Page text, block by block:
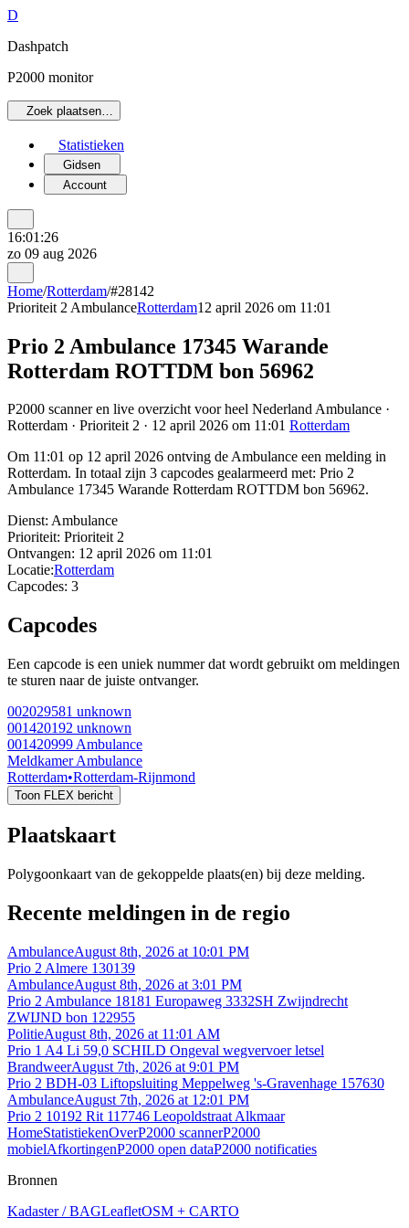
D
Dashpatch
P2000 monitor
Zoek plaatsen…
Statistieken
Gidsen
Account
16:01:26
zo 09 aug 2026
Home/Rotterdam/#28142
Prioriteit 2 AmbulanceRotterdam12 april 2026 om 11:01
Prio 2 Ambulance 17345 Warande
Rotterdam ROTTDM bon 56962
P2000 scanner en live overzicht voor heel Nederland Ambulance ·
Rotterdam · Prioriteit 2 · 12 april 2026 om 11:01 Rotterdam
Om 11:01 op 12 april 2026 ontving de Ambulance een melding in
Rotterdam. In totaal zijn 3 capcodes gealarmeerd met: Prio 2
Ambulance 17345 Warande Rotterdam ROTTDM bon 56962.
Dienst: Ambulance
Prioriteit: Prioriteit 2
Ontvangen: 12 april 2026 om 11:01
Locatie:Rotterdam
Capcodes: 3
Capcodes
Een capcode is een uniek nummer dat wordt gebruikt om meldingen
te sturen naar de juiste ontvanger.
002029581 unknown
001420192 unknown
001420999 Ambulance
Meldkamer Ambulance
Rotterdam•Rotterdam-Rijnmond
Toon FLEX bericht
Plaatskaart
Polygoonkaart van de gekoppelde plaats(en) bij deze melding.
Recente meldingen in de regio
AmbulanceAugust 8th, 2026 at 10:01 PM
Prio 2 Almere 130139
AmbulanceAugust 8th, 2026 at 3:01 PM
Prio 2 Ambulance 18181 Europaweg 3332SH Zwijndrecht
ZWIJND bon 122955
PolitieAugust 8th, 2026 at 11:01 AM
Prio 1 A4 Li 59,0 SCHILD Ongeval wegvervoer letsel
BrandweerAugust 7th, 2026 at 9:01 PM
Prio 2 BDH-03 Liftopsluiting Meppelweg 's-Gravenhage 157630
AmbulanceAugust 7th, 2026 at 12:01 PM
Prio 2 10192 Rit 117746 Leopoldstraat Alkmaar
HomeStatistiekenOverP2000 scannerP2000
mobielAfkortingenP2000 open dataP2000 notificaties
Bronnen
Kadaster / BAGLeafletOSM + CARTO